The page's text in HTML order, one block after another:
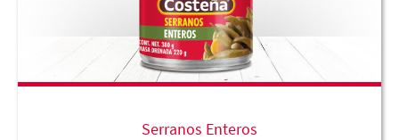
Serranos Enteros